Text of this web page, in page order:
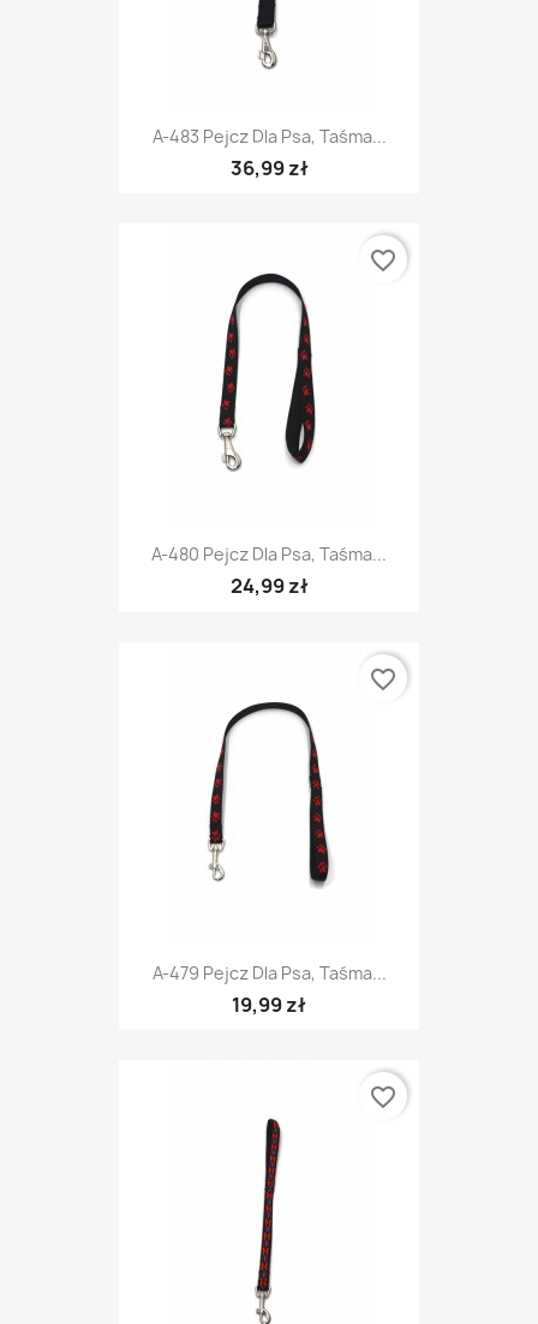
A-483 Pejcz Dla Psa, Taśma...
36,99 zł
A-480 Pejcz Dla Psa, Taśma...
24,99 zł
favorite_border
A-479 Pejcz Dla Psa, Taśma...
19,99 zł
favorite_border
favorite_border